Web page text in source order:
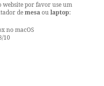
por favor use um
demesaoulaptop:
no macOS
10